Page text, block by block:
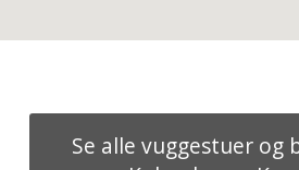
Se alle vuggestuer og